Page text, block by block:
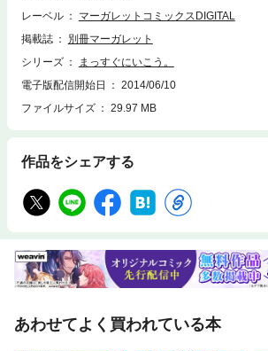
レーベル
マーガレットコミックスDIGITAL
掲載誌
別冊マーガレット
シリーズ
まっすぐにいこう。
電子版配信開始日
2014/06/10
ファイルサイズ
29.97 MB
作品をシェアする
あわせてよく買われている本